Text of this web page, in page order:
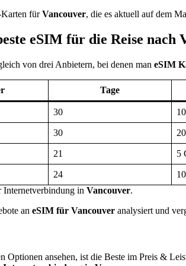
fürVancouver, die es aktuell auf dem
eSIM für die Reise nach
von drei Anbietern, bei denen man eSIM
Tage
30
30
21 5
24
in Vancouver.
an eSIM für Vancouver analysiert und
Optionen ansehen, ist die Beste im Preis &